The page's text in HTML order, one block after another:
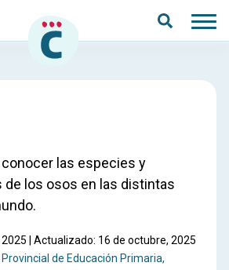
las especies y
los osos en las distintas
| Actualizado: 16 de octubre, 2025
Provincial de Educación Primaria